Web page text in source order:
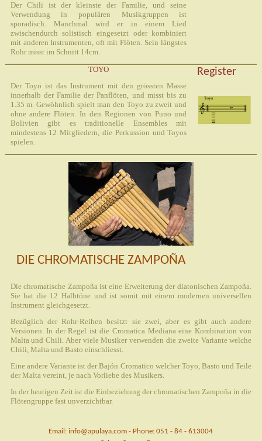
Der Chili ist der kleinste der Familie, und seine
Verwendung in populären Musikgruppen ist
sporadisch. Manchmal wird er in einem Lied
zwischendurch solistisch eingesetzt oder kombiniert
mit anderen Instrumenten, oft mit Flöten. Sein längstes
Rohr misst im Schnitt 14cm.
TOYO
Der Toyo ist das Instrument mit den grössten Masse
innerhalb der Familie der Panflöten, und misst bis zu
1.35 m. Gewöhnlich spielt man den Toyo zu zweit und
ohne andere Flöten. In den Regionen von Puno und
Bolivien gibt es traditionelle Ensembles mit
mindestens 12 Mitgliedern, die Perkussion und Toyos
spielen.
Register
DIE CHROMATISCHE ZAMPOÑA
Die chromatische Zampoña ist eine Erweiterung der diatonischen Zampoña.
Sie hat die 12 Halbtöne und ist somit mit einem modernen universellen
Instrument gleichgesetzt.
Bezüglich der Rohr-Reihen besitzt sie zwei, aber es gibt auch andere
Versionen. In der Regel ist die Cromatica Mediana eine Kombination von
Malta und Chili. Aber viele Musiker verwenden die zweite Variante welche
Chili, Malta und Basto einschliesst.
Eine andere Variante ist der Bajón Cromatico welcher Toyo, Basto und Teile
der Malta vereint, je nach Vorliebe des Musikers.
In der heutigen Zeit ist die Einbeziehung der chromatischen Zampoña in die
Flötengruppe fast unverzichtbar.
Email: info@apulaya.com - Phone: 051 - 84 - 613004